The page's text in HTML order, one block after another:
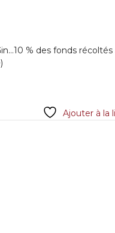
% des fonds
Ajouter à la